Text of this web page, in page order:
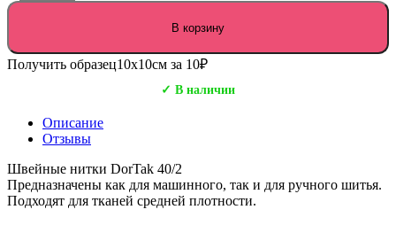
В корзину
Получить образец10х10см за 10₽
✓ В наличии
Описание
Отзывы
Швейные нитки DorTak 40/2
Предназначены как для машинного, так и для ручного шитья.
Подходят для тканей средней плотности.